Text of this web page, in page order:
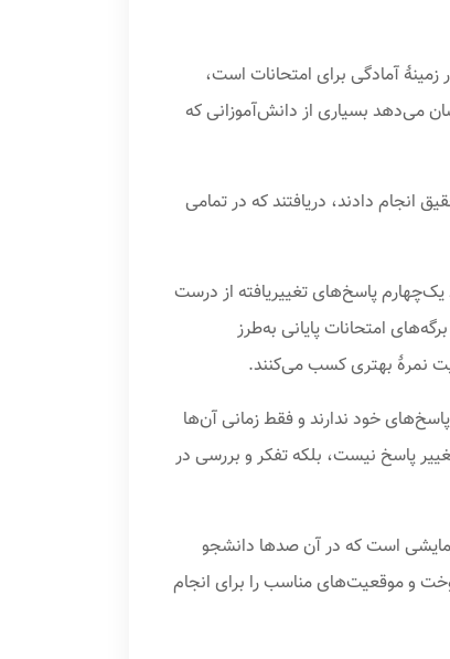
آمادگی برای امتحانات است،
می‌دهد بسیاری از دانش‌آموزانی که
دادند، دریافتند که در تمامی
پاسخ‌های تغییریافته از درست
امتحانات پایانی به‌طرز
نمرهٔ بهتری کسب می‌کنند.
خود ندارند و فقط زمانی آن‌ها
پاسخ نیست، بلکه تفکر و بررسی در
است که در آن صدها دانشجو
و موقعیت‌های مناسب را برای انجام